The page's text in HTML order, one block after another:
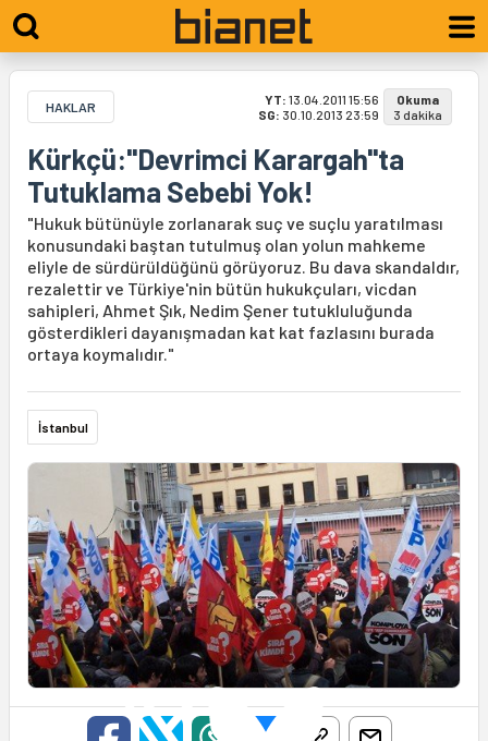
HAKLAR YT: 13.04.2011 15:56
SG: 30.10.2013 23:59
Okuma
3 dakika
Kürkçü:"Devrimci Karargah"ta
Tutuklama Sebebi Yok!
"Hukuk bütünüyle zorlanarak suç ve suçlu yaratılması
konusundaki baştan tutulmuş olan yolun mahkeme
eliyle de sürdürüldüğünü görüyoruz. Bu dava skandaldır,
rezalettir ve Türkiye'nin bütün hukukçuları, vicdan
sahipleri, Ahmet Şık, Nedim Şener tutukluluğunda
gösterdikleri dayanışmadan kat kat fazlasını burada
ortaya koymalıdır."
İstanbul